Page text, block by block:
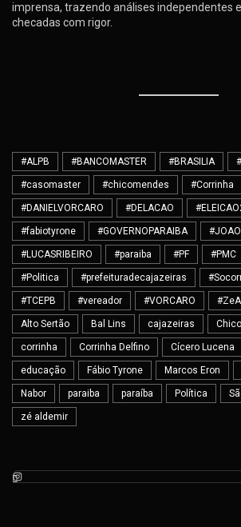
imprensa, trazendo análises independentes
checadas com rigor.
#ALPB #BANCOMASTER #BRASILIA
#casomaster #chicomendes #Corrinha
#DANIELVORCARO #DELACAO
#fabiotyrone #GOVERNOPARAIBA
#LUCASRIBEIRO #paraiba #PF #PMC
#Politica #prefeituradecajazeiras
#TCEPB #vereador #VORCARO
Alto Sertão Bal Lins cajazeiras
corrinha Corrinha Delfino Cícero Lucena
educação Fábio Tyrone Marcos Eron
Nabor paraiba paraíba Política
zé aldemir